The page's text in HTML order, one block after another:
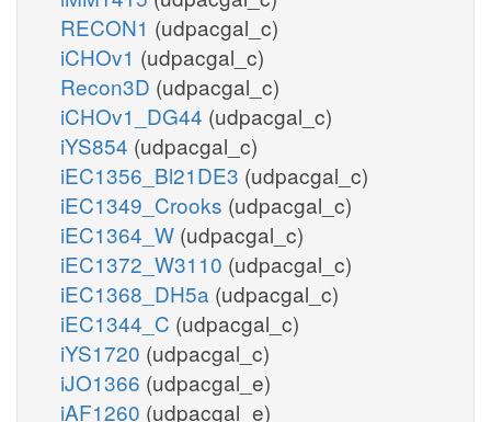
RECON1 (udpacgal_c)
iCHOv1 (udpacgal_c)
Recon3D (udpacgal_c)
iCHOv1_DG44 (udpacgal_c)
iYS854 (udpacgal_c)
iEC1356_Bl21DE3 (udpacgal_c)
iEC1349_Crooks (udpacgal_c)
iEC1364_W (udpacgal_c)
iEC1372_W3110 (udpacgal_c)
iEC1368_DH5a (udpacgal_c)
iEC1344_C (udpacgal_c)
iYS1720 (udpacgal_c)
iJO1366 (udpacgal_e)
iAF1260 (udpacgal_e)